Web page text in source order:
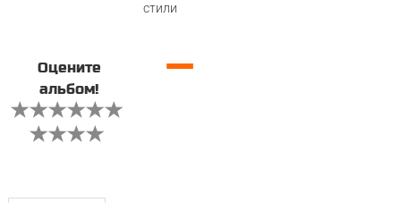
стили
Оцените
альбом!
—